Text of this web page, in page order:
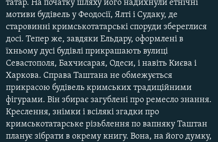
татар. На початку шляху його надихнули етнічні
мотиви будівель у Феодосії, Ялті і Судаку, де
старовинні кримськотатарські споруди збереглися
досі. Тепер же, завдяки Ельдару, оформлені в
їхньому дусі будівлі прикрашають вулиці
Севастополя, Бахчисарая, Одеси, і навіть Києва і
Харкова. Справа Таштана не обмежується
прикрасою будівель кримських традиційними
фігурами. Він збирає загублені про ремесло знання.
Креслення, знімки і всілякі згадки про
кримськотатарське різьблення по вапняку Таштан
планує зібрати в окрему книгу. Вона, на його думку,